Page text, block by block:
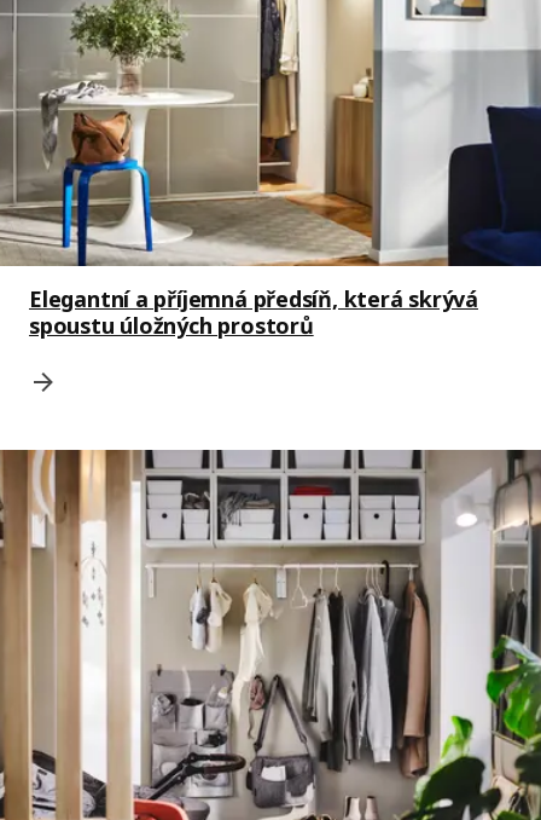
Elegantní a příjemná předsíň, která skrývá
spoustu úložných prostorů